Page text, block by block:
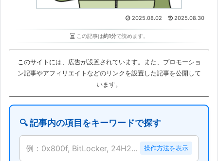
2025.08.02 2025.08.30
この記事は約1分で読めます。
このサイトには、広告が設置されています。また、プロモーショ
ン記事やアフィリエイトなどのリンクを設置した記事を公開して
います。
🔍 記事内の項目をキーワードで探す
例：0x800f, BitLocker, 24H2... 操作方法を表示